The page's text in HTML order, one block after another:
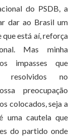
do PSDB, a
dar ao Brasil um
está aí, reforça
Mas minha
impasses que
resolvidos no
preocupação
colocados, seja a
uma cautela que
do partido onde